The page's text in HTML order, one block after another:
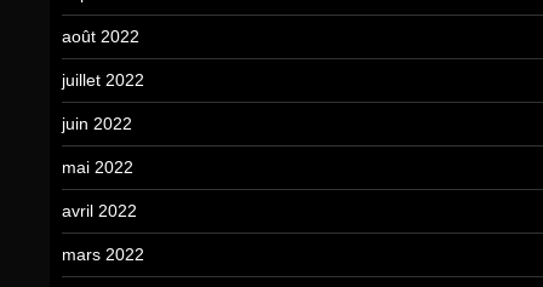
août 2022
juillet 2022
juin 2022
mai 2022
avril 2022
mars 2022